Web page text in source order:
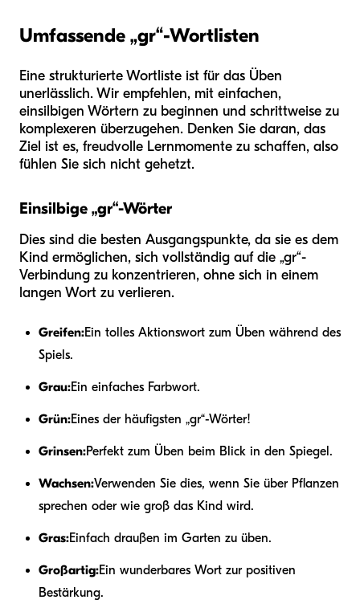
Umfassende „gr“-Wortlisten
Eine strukturierte Wortliste ist für das Üben
unerlässlich. Wir empfehlen, mit einfachen,
einsilbigen Wörtern zu beginnen und schrittweise zu
komplexeren überzugehen. Denken Sie daran, das
Ziel ist es, freudvolle Lernmomente zu schaffen, also
fühlen Sie sich nicht gehetzt.
Einsilbige „gr“-Wörter
Dies sind die besten Ausgangspunkte, da sie es dem
Kind ermöglichen, sich vollständig auf die „gr“-
Verbindung zu konzentrieren, ohne sich in einem
langen Wort zu verlieren.
Greifen:Ein tolles Aktionswort zum Üben während des
Spiels.
Grau:Ein einfaches Farbwort.
Grün:Eines der häufigsten „gr“-Wörter!
Grinsen:Perfekt zum Üben beim Blick in den Spiegel.
Wachsen:Verwenden Sie dies, wenn Sie über Pflanzen
sprechen oder wie groß das Kind wird.
Gras:Einfach draußen im Garten zu üben.
Großartig:Ein wunderbares Wort zur positiven
Bestärkung.